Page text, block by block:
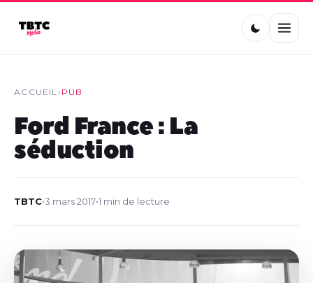
ACCUEIL› PUB
Ford France : La
séduction
TBTC•3 mars 2017•1 min de lecture